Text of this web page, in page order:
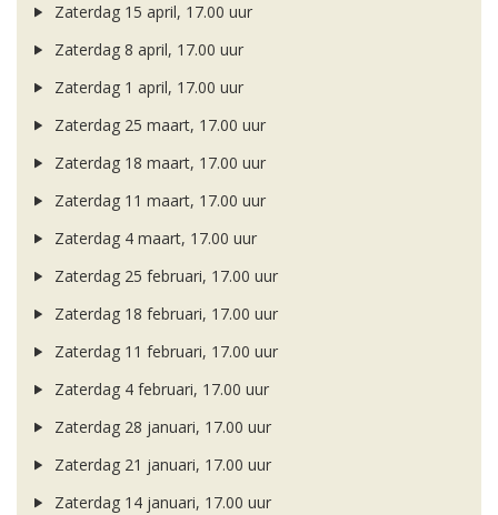
Zaterdag 15 april, 17.00 uur
Zaterdag 8 april, 17.00 uur
Zaterdag 1 april, 17.00 uur
Zaterdag 25 maart, 17.00 uur
Zaterdag 18 maart, 17.00 uur
Zaterdag 11 maart, 17.00 uur
Zaterdag 4 maart, 17.00 uur
Zaterdag 25 februari, 17.00 uur
Zaterdag 18 februari, 17.00 uur
Zaterdag 11 februari, 17.00 uur
Zaterdag 4 februari, 17.00 uur
Zaterdag 28 januari, 17.00 uur
Zaterdag 21 januari, 17.00 uur
Zaterdag 14 januari, 17.00 uur